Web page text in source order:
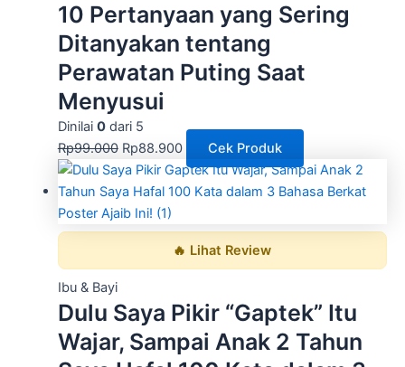
10 Pertanyaan yang Sering
Ditanyakan tentang
Perawatan Puting Saat
Menyusui
Dinilai 0dari 5
Rp99.000 Rp88.900 Cek Produk
🔥 Lihat Review
Ibu & Bayi
Dulu Saya Pikir “Gaptek” Itu
Wajar, Sampai Anak 2 Tahun